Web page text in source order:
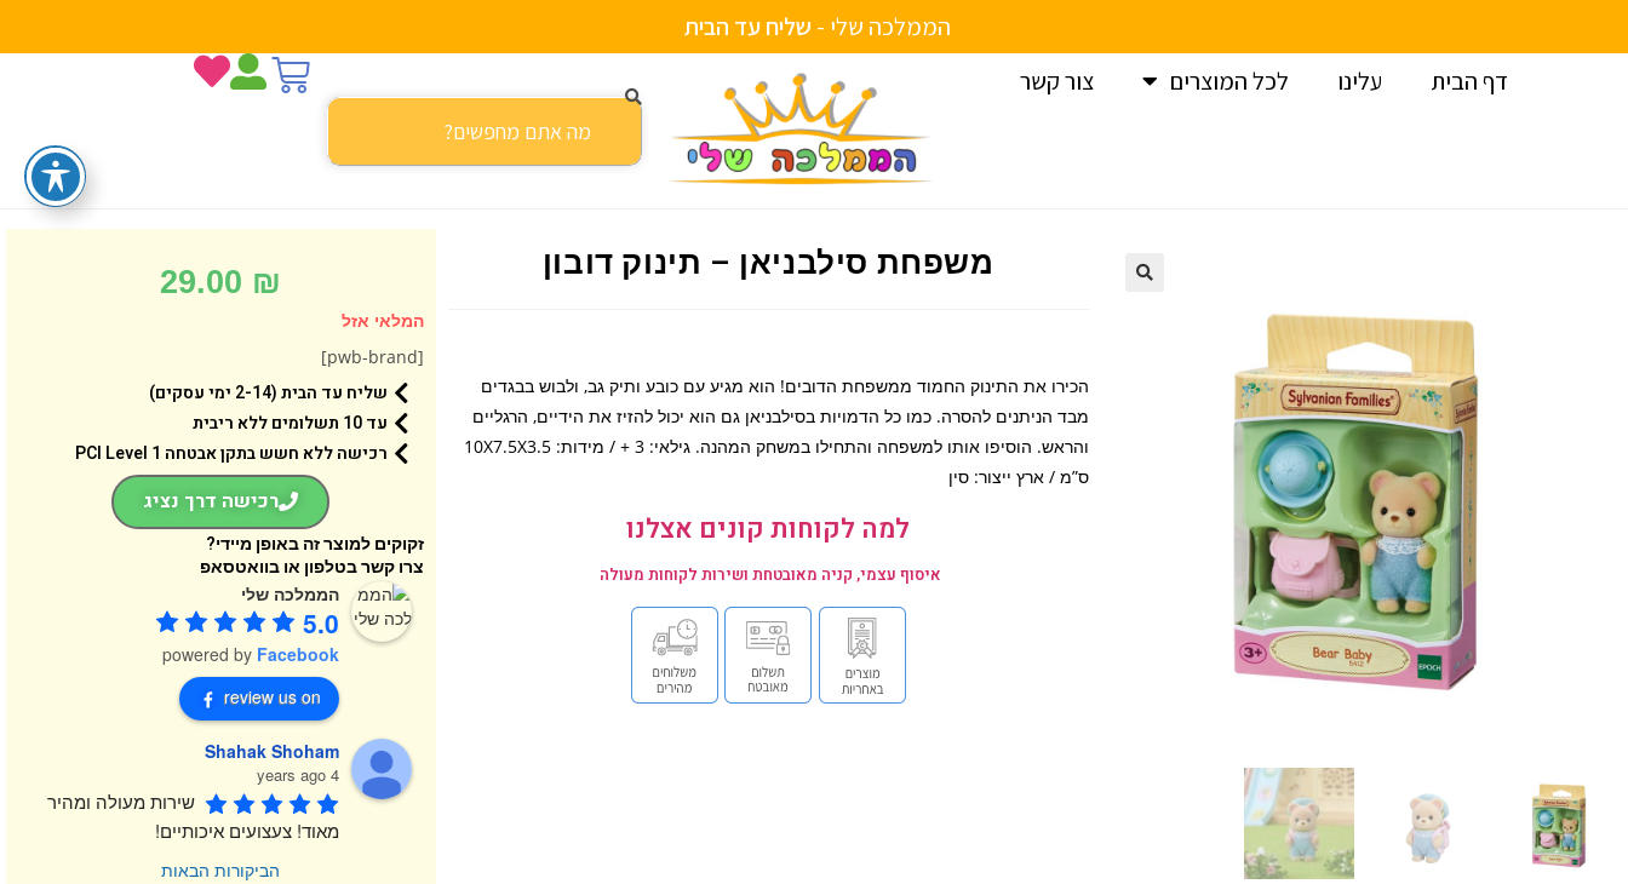
הממלכה שלי - שליח עד הבית
דף הבית
עלינו לכל המוצרים צור קשר
משפחת סילבניאן – תינוק דובון
הכירו את התינוק החמוד ממשפחת הדובים! הוא מגיע עם כובע ותיק גב, ולבוש בבגדים
מבד הניתנים להסרה. כמו כל הדמויות בסילבניאן גם הוא יכול להזיז את הידיים, הרגליים
והראש. הוסיפו אותו למשפחה והתחילו במשחק המהנה. גילאי: 3 + / מידות: 10X7.5X3.5
ס”מ / ארץ ייצור: סין
למה לקוחות קונים אצלנו
איסוף עצמי, קניה מאובטחת ושירות לקוחות מעולה
29.00 ₪
המלאי אזל
[pwb-brand]
שליח עד הבית (2-14 ימי עסקים)
עד 10 תשלומים ללא ריבית
רכישה ללא חשש בתקן אבטחה 1 PCI Level
רכישה דרך נציג
זקוקים למוצר זה באופן מיידי?
צרו קשר בטלפון או בוואטסאפ
הממלכה שלי
5.0
powered by Facebook
review us on
Shahak Shoham
4 years ago
מאוד! צעצועים איכותיים!
הביקורות הבאות